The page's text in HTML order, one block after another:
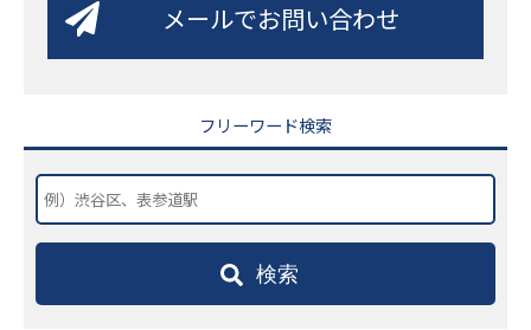
メールでお問い合わせ
フリーワード検索
検索